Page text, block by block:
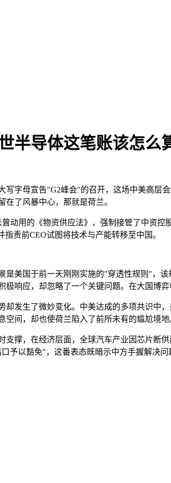
半导体这笔账该怎么
写字母宣告"G2峰会"的召开，这场中美高
了风暴中心，那就是荷兰。
动用的《物资供应法》，强制接管了中资
责前CEO试图将技术与产能转移至中国。
美国于前一天刚刚实施的"穿透性规则"，
响应，却忽略了一个关键问题。在大国博
发生了微妙变化。中美达成的多项共识中
间，却也使荷兰陷入了前所未有的尴尬境地
撑，在经济层面，全球汽车产业因芯片断
予以豁免"，这番表态既暗示中方手握解决问